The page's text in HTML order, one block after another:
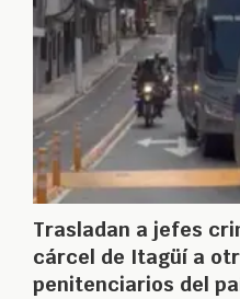
Trasladan a jefes
cárcel de Itagüí a
penitenciarios del